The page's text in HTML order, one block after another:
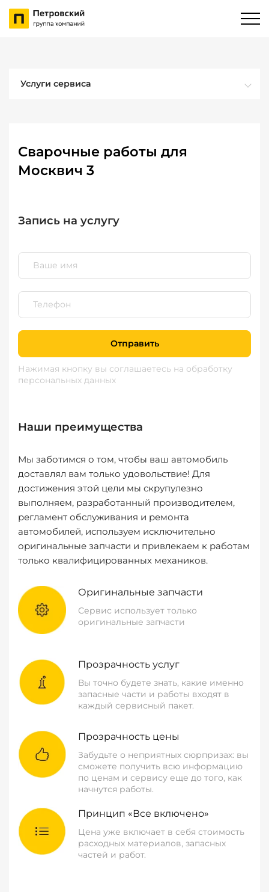
Услуги сервиса
Сварочные работы для
Москвич 3
Запись на услугу
Отправить
Нажимая кнопку вы соглашаетесь на обработку
персональных данных
Наши преимущества
Мы заботимся о том, чтобы ваш автомобиль
доставлял вам только удовольствие! Для
достижения этой цели мы скрупулезно
выполняем, разработанный производителем,
регламент обслуживания и ремонта
автомобилей, используем исключительно
оригинальные запчасти и привлекаем к работам
только квалифицированных механиков.
Оригинальные запчасти
Сервис использует только
оригинальные запчасти
Прозрачность услуг
Вы точно будете знать, какие именно
запасные части и работы входят в
каждый сервисный пакет.
Прозрачность цены
Забудьте о неприятных сюрпризах: вы
сможете получить всю информацию
по ценам и сервису еще до того, как
начнутся работы.
Принцип «Все включено»
Цена уже включает в себя стоимость
расходных материалов, запасных
частей и работ.